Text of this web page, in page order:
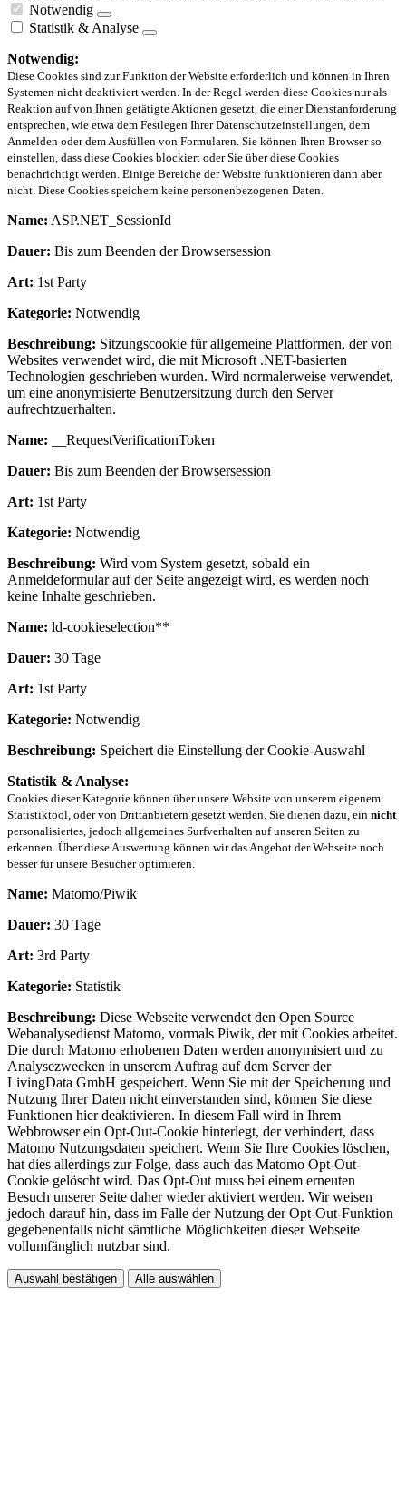
Notwendig
Statistik & Analyse
Notwendig:
Diese Cookies sind zur Funktion der Website erforderlich und können in Ihren
Systemen nicht deaktiviert werden. In der Regel werden diese Cookies nur als
Reaktion auf von Ihnen getätigte Aktionen gesetzt, die einer Dienstanforderung
entsprechen, wie etwa dem Festlegen Ihrer Datenschutzeinstellungen, dem
Anmelden oder dem Ausfüllen von Formularen. Sie können Ihren Browser so
einstellen, dass diese Cookies blockiert oder Sie über diese Cookies
benachrichtigt werden. Einige Bereiche der Website funktionieren dann aber
nicht. Diese Cookies speichern keine personenbezogenen Daten.
Name: ASP.NET_SessionId
Dauer: Bis zum Beenden der Browsersession
Art: 1st Party
Kategorie: Notwendig
Beschreibung: Sitzungscookie für allgemeine Plattformen, der von
Websites verwendet wird, die mit Microsoft .NET-basierten
Technologien geschrieben wurden. Wird normalerweise verwendet,
um eine anonymisierte Benutzersitzung durch den Server
aufrechtzuerhalten.
Name: __RequestVerificationToken
Dauer: Bis zum Beenden der Browsersession
Art: 1st Party
Kategorie: Notwendig
Beschreibung: Wird vom System gesetzt, sobald ein
Anmeldeformular auf der Seite angezeigt wird, es werden noch
keine Inhalte geschrieben.
Name: ld-cookieselection**
Dauer: 30 Tage
Art: 1st Party
Kategorie: Notwendig
Beschreibung: Speichert die Einstellung der Cookie-Auswahl
Statistik & Analyse:
Cookies dieser Kategorie können über unsere Website von unserem eigenem
Statistiktool, oder von Drittanbietern gesetzt werden. Sie dienen dazu, ein nicht
personalisiertes, jedoch allgemeines Surfverhalten auf unseren Seiten zu
erkennen. Über diese Auswertung können wir das Angebot der Webseite noch
besser für unsere Besucher optimieren.
Name: Matomo/Piwik
Dauer: 30 Tage
Art: 3rd Party
Kategorie: Statistik
Beschreibung: Diese Webseite verwendet den Open Source
Webanalysedienst Matomo, vormals Piwik, der mit Cookies arbeitet.
Die durch Matomo erhobenen Daten werden anonymisiert und zu
Analysezwecken in unserem Auftrag auf dem Server der
LivingData GmbH gespeichert. Wenn Sie mit der Speicherung und
Nutzung Ihrer Daten nicht einverstanden sind, können Sie diese
Funktionen hier deaktivieren. In diesem Fall wird in Ihrem
Webbrowser ein Opt-Out-Cookie hinterlegt, der verhindert, dass
Matomo Nutzungsdaten speichert. Wenn Sie Ihre Cookies löschen,
hat dies allerdings zur Folge, dass auch das Matomo Opt-Out-
Cookie gelöscht wird. Das Opt-Out muss bei einem erneuten
Besuch unserer Seite daher wieder aktiviert werden. Wir weisen
jedoch darauf hin, dass im Falle der Nutzung der Opt-Out-Funktion
gegebenenfalls nicht sämtliche Möglichkeiten dieser Webseite
vollumfänglich nutzbar sind.
Auswahl bestätigen Alle auswählen